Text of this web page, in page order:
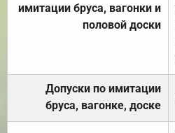
имитации бруса, вагонки и
половой доски
Допуски по имитации
бруса, вагонке, доске